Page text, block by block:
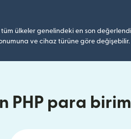
ülkeler genelindeki en son
ve cihaz türüne göre değişebilir.
PHP para
pencerede açılır)